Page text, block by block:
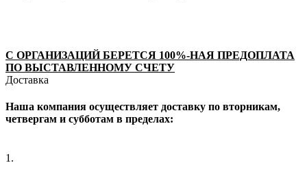
С ОРГАНИЗАЦИЙ БЕРЕТСЯ 100%-НАЯ ПРЕДОПЛАТА
ПО ВЫСТАВЛЕННОМУ СЧЕТУ
Доставка
Наша компания осуществляет доставку по вторникам,
четвергам и субботам в пределах:
1.